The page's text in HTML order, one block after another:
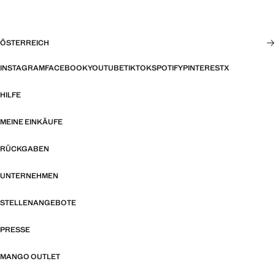
ÖSTERREICH
INSTAGRAMFACEBOOKYOUTUBETIKTOKSPOTIFYPINTERESTX
HILFE
MEINE EINKÄUFE
RÜCKGABEN
UNTERNEHMEN
STELLENANGEBOTE
PRESSE
MANGO OUTLET